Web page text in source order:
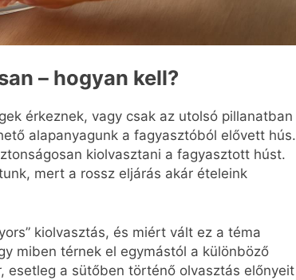
– hogyan kell?
érkeznek, vagy csak az utolsó pillanatban
alapanyagunk a fagyasztóból elővett hús.
kiolvasztani a fagyasztott húst.
mert a rossz eljárás akár ételeink
kiolvasztás, és miért vált ez a téma
miben térnek el egymástól a különböző
esetleg a sütőben történő olvasztás előnyeit